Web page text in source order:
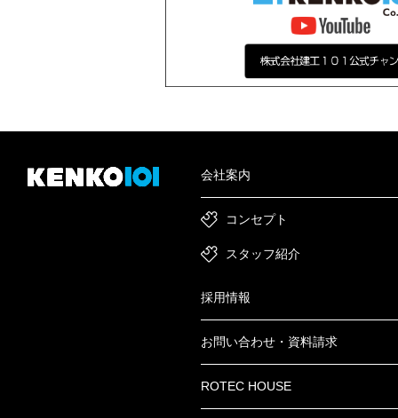
会社案内
コンセプト
スタッフ紹介
採用情報
お問い合わせ・資料請求
ROTEC HOUSE